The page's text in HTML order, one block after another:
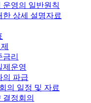
운영의 일반원칙
한 상세 설명자료
리
제운영
의 파급
의 일정 및 자료
결정회의